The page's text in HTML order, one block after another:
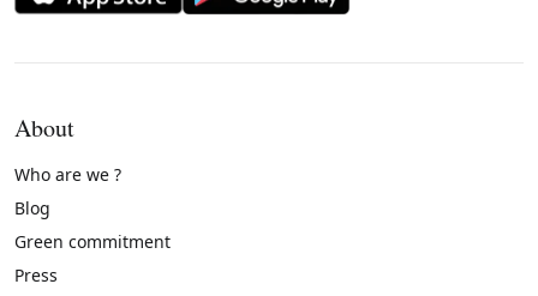
About
Who are we ?
Blog
Green commitment
Press